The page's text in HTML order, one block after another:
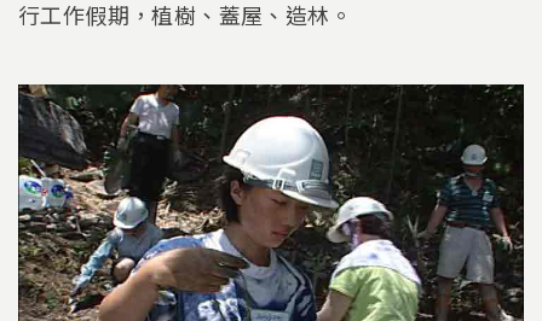
行工作假期，植樹、蓋屋、造林。